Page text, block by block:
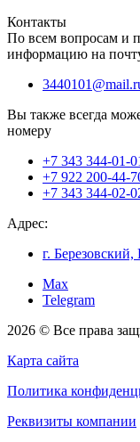
Контакты
По всем вопросам и
информацию на
Вы также всегда
номеру
+7 343 344-01-
+7 922 200-44-
+7 343 344-02-
Адрес:
г.
Max
Telegram
2026 © Все права
Карта сайта
Политика
Реквизиты компании